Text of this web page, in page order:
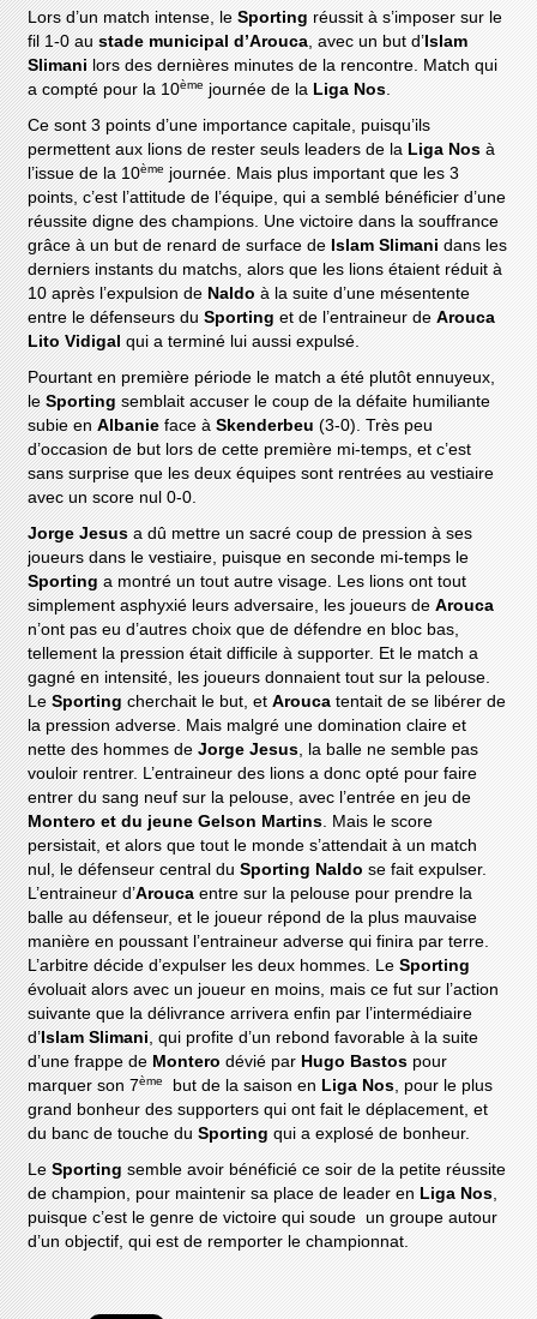
Lors d’un match intense, leSportingréussit à s’imposer sur le
fil 1-0 austade municipal d’Arouca, avec un but d’ Islam
Slimani lors des dernières minutes de la rencontre. Match qui
a compté pour la 10ème journée de la Liga Nos.
Ce sont 3 points d’une importance capitale, puisqu’ils
permettent aux lions de rester seuls leaders de la Liga Nos à
l’issue de la 10ème journée. Mais plus important que les 3
points, c’est l’attitude de l’équipe, qui a semblé bénéficier d’une
réussite digne des champions. Une victoire dans la souffrance
grâce à un but de renard de surface de Islam Slimani dans les
derniers instants du matchs, alors que les lions étaient réduit à
10 après l’expulsion de Naldoà la suite d’une mésentente
entre le défenseurs duSportinget de l’entraineur deArouca
Lito Vidigal qui a terminé lui aussi expulsé.
Pourtant en première période le match a été plutôt ennuyeux,
leSportingsemblait accuser le coup de la défaite humiliante
subie enAlbanieface à Skenderbeu (3-0). Très peu
d’occasion de but lors de cette première mi-temps, et c’est
sans surprise que les deux équipes sont rentrées au vestiaire
avec un score nul 0-0.
Jorge Jesus a dû mettre un sacré coup de pression à ses
joueurs dans le vestiaire, puisque en seconde mi-temps le
Sportinga montré un tout autre visage. Les lions ont tout
simplement asphyxié leurs adversaire, les joueurs deArouca
n’ont pas eu d’autres choix que de défendre en bloc bas,
tellement la pression était difficile à supporter. Et le match a
gagné en intensité, les joueurs donnaient tout sur la pelouse.
LeSportingcherchait le but, etAroucatentait de se libérer de
la pression adverse. Mais malgré une domination claire et
nette des hommes deJorge Jesus, la balle ne semble pas
vouloir rentrer. L’entraineur des lions a donc opté pour faire
entrer du sang neuf sur la pelouse, avec l’entrée en jeu de
Montero et du jeune Gelson Martins. Mais le score
persistait, et alors que tout le monde s’attendait à un match
nul, le défenseur central duSporting Naldo se fait expulser.
L’entraineur d’Aroucaentre sur la pelouse pour prendre la
balle au défenseur, et le joueur répond de la plus mauvaise
manière en poussant l’entraineur adverse qui finira par terre.
L’arbitre décide d’expulser les deux hommes. LeSporting
évoluait alors avec un joueur en moins, mais ce fut sur l’action
suivante que la délivrance arrivera enfin par l’intermédiaire
d’Islam Slimani, qui profite d’un rebond favorable à la suite
d’une frappe de Monterodévié par Hugo Bastos pour
marquer son 7ème but de la saison en Liga Nos, pour le plus
grand bonheur des supporters qui ont fait le déplacement, et
du banc de touche duSportingqui a explosé de bonheur.
LeSportingsemble avoir bénéficié ce soir de la petite réussite
de champion, pour maintenir sa place de leader en Liga Nos,
puisque c’est le genre de victoire qui soude un groupe autour
d’un objectif, qui est de remporter le championnat.